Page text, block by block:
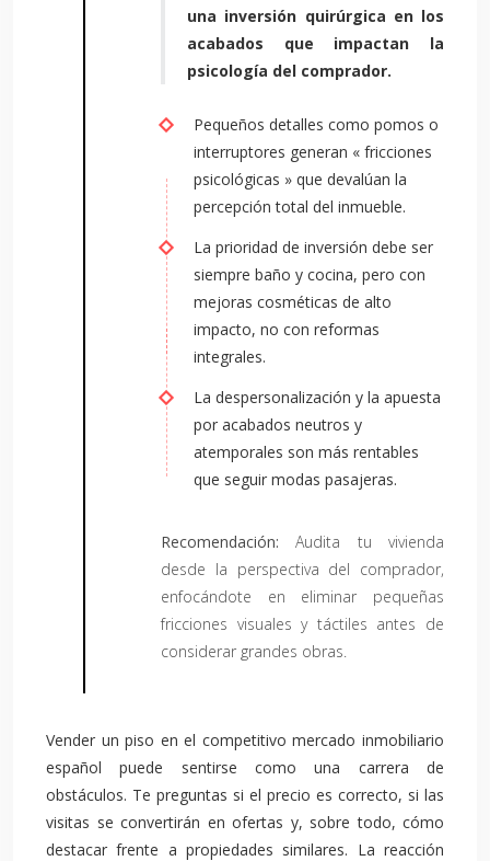
una inversión quirúrgica en los
acabados que impactan la
psicología del comprador.
Pequeños detalles como pomos o
interruptores generan « fricciones
psicológicas » que devalúan la
percepción total del inmueble.
La prioridad de inversión debe ser
siempre baño y cocina, pero con
mejoras cosméticas de alto
impacto, no con reformas
integrales.
La despersonalización y la apuesta
por acabados neutros y
atemporales son más rentables
que seguir modas pasajeras.
Recomendación: Audita tu vivienda
desde la perspectiva del comprador,
enfocándote en eliminar pequeñas
fricciones visuales y táctiles antes de
considerar grandes obras.
Vender un piso en el competitivo mercado inmobiliario
español puede sentirse como una carrera de
obstáculos. Te preguntas si el precio es correcto, si las
visitas se convertirán en ofertas y, sobre todo, cómo
destacar frente a propiedades similares. La reacción